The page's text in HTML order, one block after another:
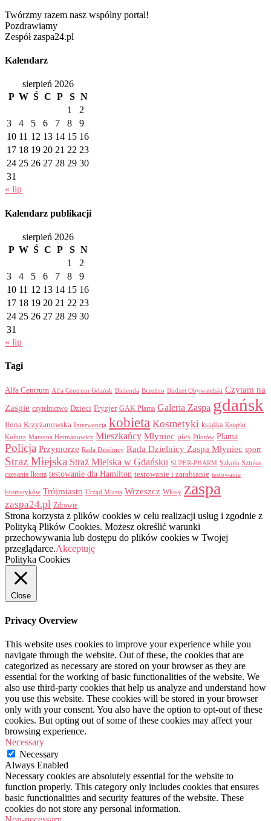
Twórzmy razem nasz wspólny portal!
Pozdrawiamy
Zespół zaspa24.pl
Kalendarz
sierpień 2026
P W Ś C P S N
1
2
3
4 5 6 7 8
9
10 11 12 13 14 15 16
17 18 19 20 21 22 23
24 25 26 27 28 29 30
31
« lip
Kalendarz publikacji
sierpień 2026
P W Ś C P S N
1
2
3
4 5 6 7 8
9
10 11 12 13 14 15 16
17 18 19 20 21 22 23
24 25 26 27 28 29 30
31
« lip
Tagi
Alfa Centrum Alfa Centrum Gdańsk Bielenda Brzeźno Budżet Obywatelski Czytam na
Zaspie czytelnictwo Dzieci Fryzjer GAK Plama Galeria Zaspa gdańsk
Ilona Krzyżanowska Interwencja kobieta Kosmetyki książka Książki
Kultura Marzena Hermanowicz Mieszkańcy Młyniec pies Pilotów Plama
Policja Przymorze Rada Dzielnicy Rada Dzielnicy Zaspa Młyniec sport
Straz Miejska Straż Miejska w Gdańsku SUPER-PHARM Szkoła Sztuka
czesania Ikona testowanie dla Hamilton testowanie i zarabianie testowanie
kosmetyków Trójmiasto Urząd Miasta Wrzeszcz Włosy zaspa
zaspa24.pl Zdrowie
Strona korzysta z plików cookies w celu realizacji usług i zgodnie z
Polityką Plików Cookies. Możesz określić warunki
przechowywania lub dostępu do plików cookies w Twojej
przeglądarce.Akceptuję
Polityka Cookies
Close
Privacy Overview
This website uses cookies to improve your experience while you
navigate through the website. Out of these, the cookies that are
categorized as necessary are stored on your browser as they are
essential for the working of basic functionalities of the website. We
also use third-party cookies that help us analyze and understand how
you use this website. These cookies will be stored in your browser
only with your consent. You also have the option to opt-out of these
cookies. But opting out of some of these cookies may affect your
browsing experience.
Necessary
Necessary
Always Enabled
Necessary cookies are absolutely essential for the website to
function properly. This category only includes cookies that ensures
basic functionalities and security features of the website. These
cookies do not store any personal information.